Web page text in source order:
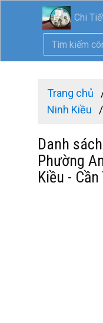
Chi
Trang chủ
Ninh Kiều
Danh
Phường
Kiều -